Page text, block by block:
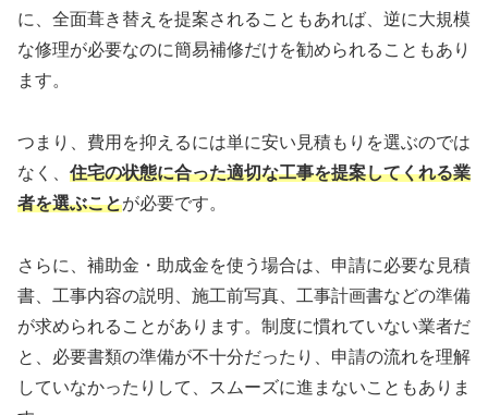
に、全面葺き替えを提案されることもあれば、逆に大規模
な修理が必要なのに簡易補修だけを勧められることもあり
ます。
つまり、費用を抑えるには単に安い見積もりを選ぶのでは
なく、 住宅の状態に合った適切な工事を提案してくれる業
者を選ぶことが必要です。
さらに、補助金・助成金を使う場合は、申請に必要な見積
書、工事内容の説明、施工前写真、工事計画書などの準備
が求められることがあります。制度に慣れていない業者だ
と、必要書類の準備が不十分だったり、申請の流れを理解
していなかったりして、スムーズに進まないこともありま